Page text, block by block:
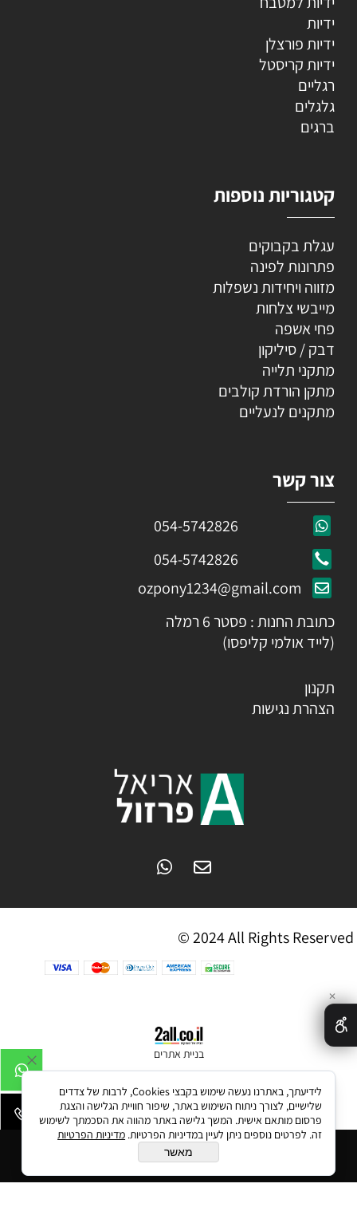
הוסף לסל
ידיות
ידיות פורצלן
ידיות קריסטל
רגליים
גלגלים
ברגים
קטגוריות נוספות
עגלת בקבוקים
פתרונות לפינה
מזווה ויחידות נשפלות
מייבשי צלחות
פחי אשפה
דבק / סיליקון
מתקני תלייה
מתקן הורדת קולבים
מתקנים לנעליים
צור קשר
054-5742826
054-5742826
ozpony1234@gmail.com
כתובת החנות : פסטר 6 רמלה
(לייד אולמי קליפסו)
תקנון
הצהרת נגישות
© 2024 All Rights Reserved
בניית אתרים
✕
לידיעתך, באתרנו נעשה שימוש בקבצי Cookies, לרבות של צדדים
שלישיים, לצורך ניתוח השימוש באתר, שיפור חוויית הגלישה והצגת
פרסום מותאם אישית. המשך גלישה באתר מהווה את הסכמתך לשימוש
זה. לפרטים נוספים ניתן לעיין במדיניות הפרטיות. מדיניות הפרטיות
מאשר